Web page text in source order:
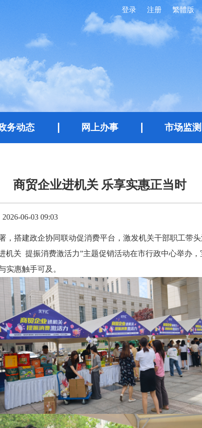
登录 注册 繁體版
务动态 网上办事 市场监测
商贸企业进机关 乐享实惠正当时
06-03 09:03
，搭建政企协同联动促消费平台，激发机关干部职工带
机关 提振消费激活力”主题促销活动在市行政中心举办
实惠触手可及。